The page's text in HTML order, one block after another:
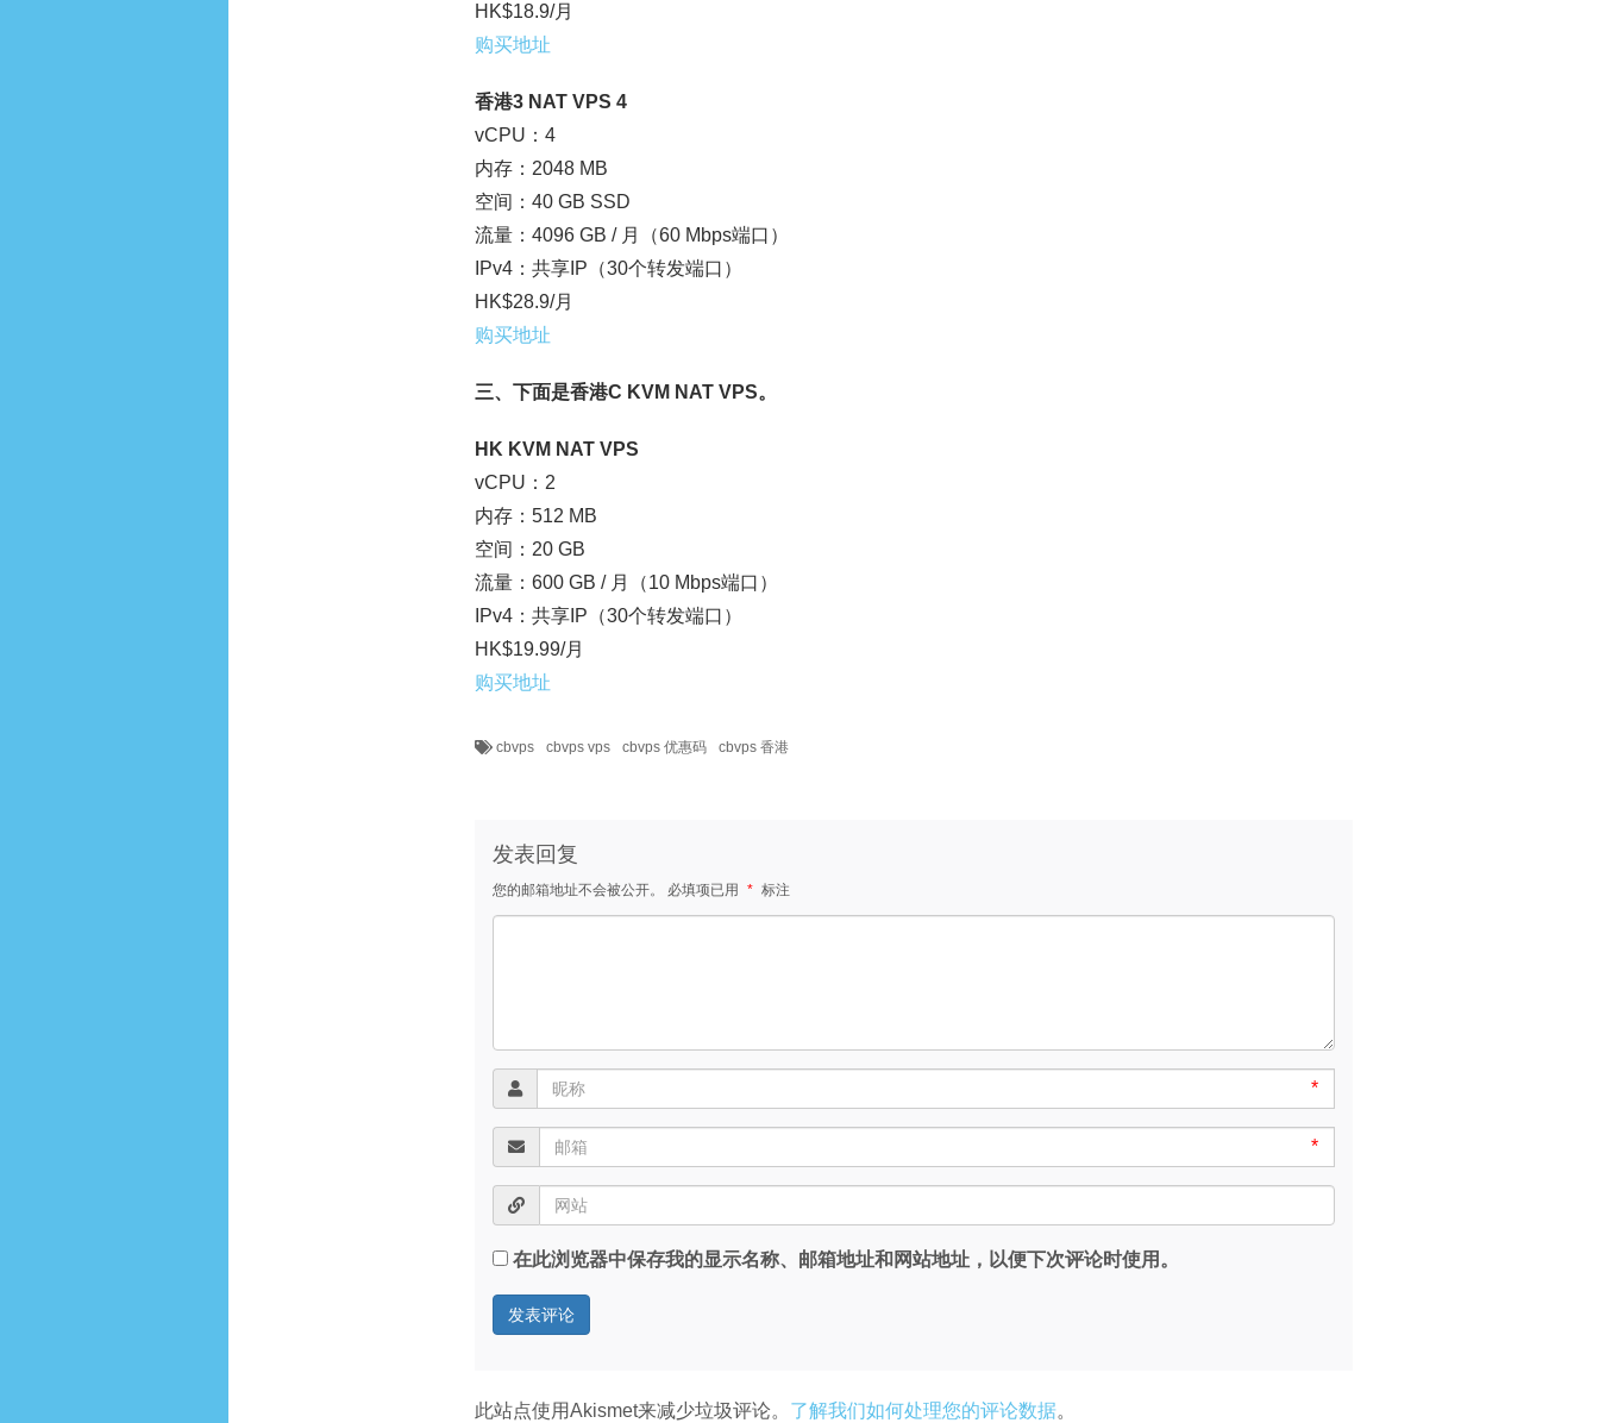
HK$18.9/月
购买地址
香港3 NAT VPS 4
vCPU：4
内存：2048 MB
空间：40 GB SSD
流量：4096 GB / 月（60 Mbps端口）
IPv4：共享IP（30个转发端口）
HK$28.9/月
购买地址
三、下面是香港C KVM NAT VPS。
HK KVM NAT VPS
vCPU：2
内存：512 MB
空间：20 GB
流量：600 GB / 月（10 Mbps端口）
IPv4：共享IP（30个转发端口）
HK$19.99/月
购买地址
cbvps cbvps vps cbvps 优惠码 cbvps 香港
发表回复
您的邮箱地址不会被公开。 必填项已用 * 标注
*
*
在此浏览器中保存我的显示名称、邮箱地址和网站地址，以便下次评论时使用。
此站点使用Akismet来减少垃圾评论。 了解我们如何处理您的评论数据。